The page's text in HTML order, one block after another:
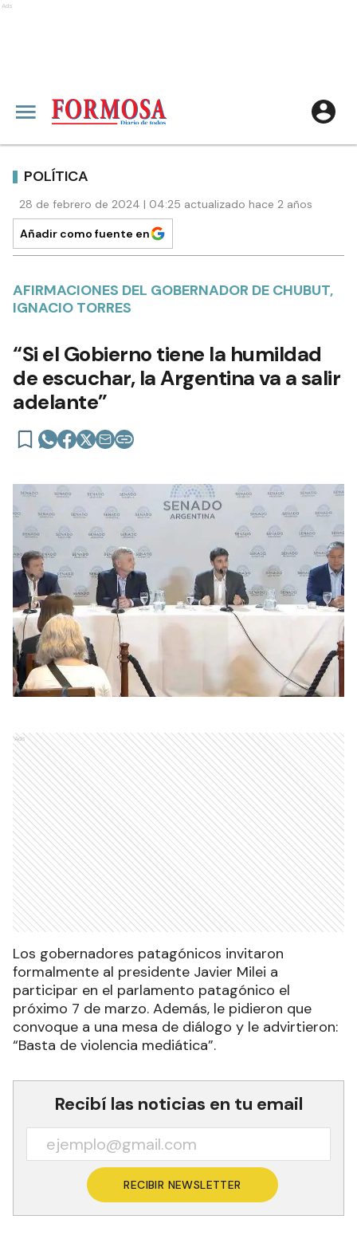
Ads
POLÍTICA
28 de febrero de 2024 | 04:25 actualizado hace 2 años
Añadir como fuente en
AFIRMACIONES DEL GOBERNADOR DE CHUBUT,
IGNACIO TORRES
“Si el Gobierno tiene la humildad
de escuchar, la Argentina va a salir
adelante”
Ads
Los gobernadores patagónicos invitaron
formalmente al presidente Javier Milei a
participar en el parlamento patagónico el
próximo 7 de marzo. Además, le pidieron que
convoque a una mesa de diálogo y le advirtieron:
“Basta de violencia mediática”.
Recibí las noticias en tu email
RECIBIR NEWSLETTER